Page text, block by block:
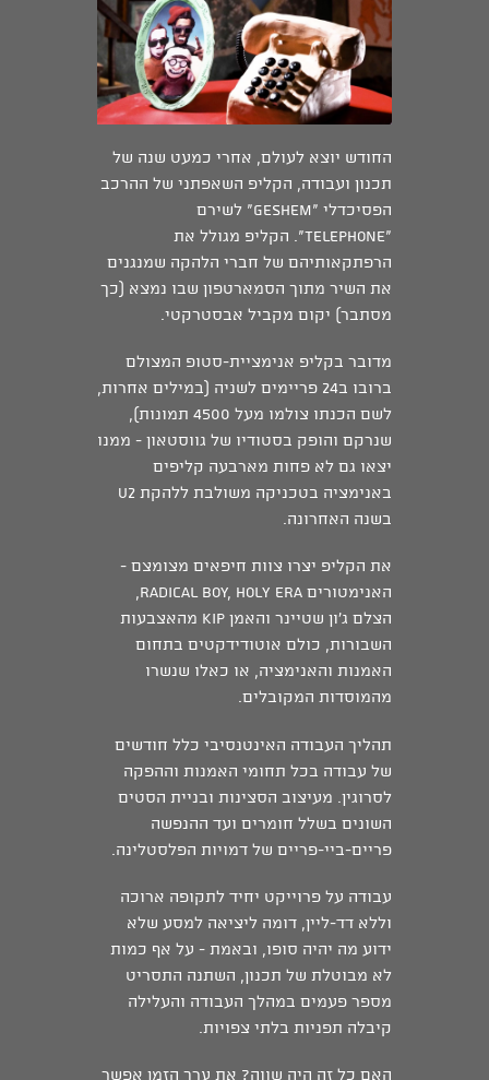
החודש יוצא לעולם, אחרי כמעט שנה של
תכנון ועבודה, הקליפ השאפתני של ההרכב
הפסיכדלי ״geshem“ לשירם
״telephone“. הקליפ מגולל את
הרפתקאותיהם של חברי הלהקה שמנגנים
את השיר מתוך הסמארטפון שבו נמצא (כך
מסתבר) יקום מקביל אבסטרקטי.
מדובר בקליפ אנימציית-סטופ המצולם
ברובו ב24 פריימים לשניה (במילים אחרות,
לשם הכנתו צולמו מעל 4500 תמונות),
שנרקם והופק בסטודיו של גווסטאון - ממנו
יצאו גם לא פחות מארבעה קליפים
באנימציה בטכניקה משולבת ללהקת U2
בשנה האחרונה.
את הקליפ יצרו צוות חיפאים מצומצם -
האנימטורים Radical Boy, Holy Era,
הצלם ג׳ון שטיינר והאמן Kip מהאצבעות
השבורות, כולם אוטודידקטים בתחום
האמנות והאנימציה, או כאלו שנשרו
מהמוסדות המקובלים.
תהליך העבודה האינטנסיבי כלל חודשים
של עבודה בכל תחומי האמנות וההפקה
לסרוגין. מעיצוב הסצינות ובניית הסטים
השונים בשלל חומרים ועד ההנפשה
פריים-ביי-פריים של דמויות הפלסטלינה.
עבודה על פרוייקט יחיד לתקופה ארוכה
וללא דד-ליין, דומה ליציאה למסע שלא
ידוע מה יהיה סופו, ובאמת - על אף כמות
לא מבוטלת של תכנון, השתנה התסריט
מספר פעמים במהלך העבודה והעלילה
קיבלה תפניות בלתי צפויות.
האם כל זה היה שווה? את ערך הזמן אפשר